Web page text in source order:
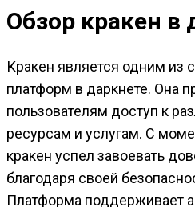
Обзор кракен в
Кракен является одним из
платформ в даркнете. Она
пользователям доступ к
ресурсам и услугам. С
кракен успел завоевать
благодаря своей
Платформа поддерживает